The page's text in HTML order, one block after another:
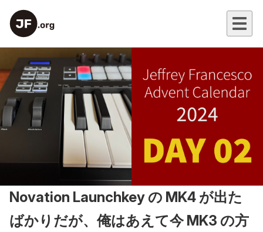
Novation Launchkey の MK4 が出た
ばかりだが、俺はあえて今 MK3 の方